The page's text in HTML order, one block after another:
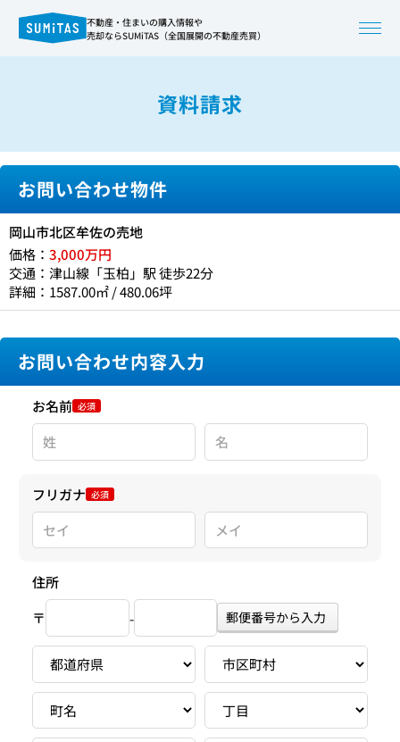
不動産・住まいの購入情報や
売却ならSUMiTAS（全国展開の不動産売買）
資料請求
お問い合わせ物件
岡山市北区牟佐の売地
価格： 3,000万円
交通：津山線「玉柏」駅 徒歩22分
詳細：1587.00㎡ / 480.06坪
お問い合わせ内容入力
お名前 必須
フリガナ 必須
住所
〒
- 郵便番号から入力